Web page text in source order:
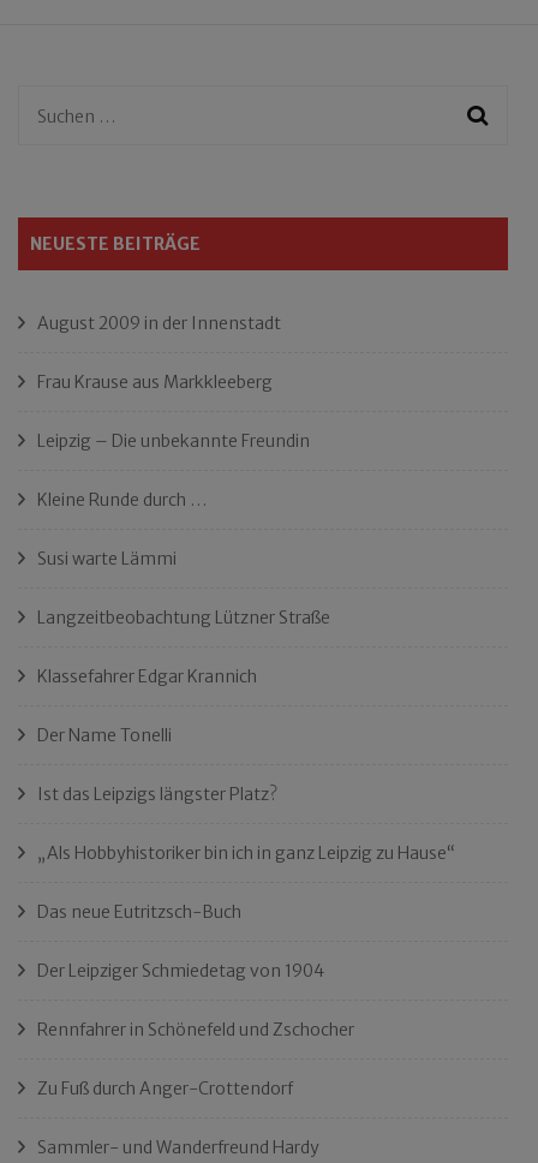
Suchen
NEUESTE BEITRÄGE
August 2009 in der Innenstadt
Frau Krause aus Markkleeberg
Leipzig – Die unbekannte Freundin
Kleine Runde durch …
Susi warte Lämmi
Langzeitbeobachtung Lützner Straße
Klassefahrer Edgar Krannich
Der Name Tonelli
Ist das Leipzigs längster Platz?
„Als Hobbyhistoriker bin ich in ganz Leipzig zu Hause“
Das neue Eutritzsch-Buch
Der Leipziger Schmiedetag von 1904
Rennfahrer in Schönefeld und Zschocher
Zu Fuß durch Anger-Crottendorf
Sammler- und Wanderfreund Hardy